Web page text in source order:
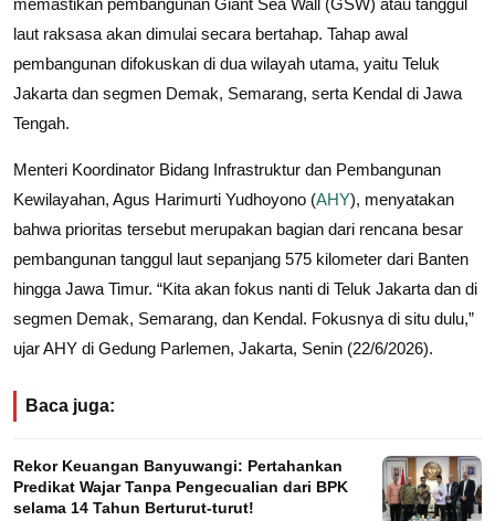
memastikan pembangunan Giant Sea Wall (GSW) atau tanggul
laut raksasa akan dimulai secara bertahap. Tahap awal
pembangunan difokuskan di dua wilayah utama, yaitu Teluk
Jakarta dan segmen Demak, Semarang, serta Kendal di Jawa
Tengah.
Menteri Koordinator Bidang Infrastruktur dan Pembangunan
Kewilayahan, Agus Harimurti Yudhoyono (AHY), menyatakan
bahwa prioritas tersebut merupakan bagian dari rencana besar
pembangunan tanggul laut sepanjang 575 kilometer dari Banten
hingga Jawa Timur. “Kita akan fokus nanti di Teluk Jakarta dan di
segmen Demak, Semarang, dan Kendal. Fokusnya di situ dulu,”
ujar AHY di Gedung Parlemen, Jakarta, Senin (22/6/2026).
Baca juga:
Rekor Keuangan Banyuwangi: Pertahankan
Predikat Wajar Tanpa Pengecualian dari BPK
selama 14 Tahun Berturut-turut!